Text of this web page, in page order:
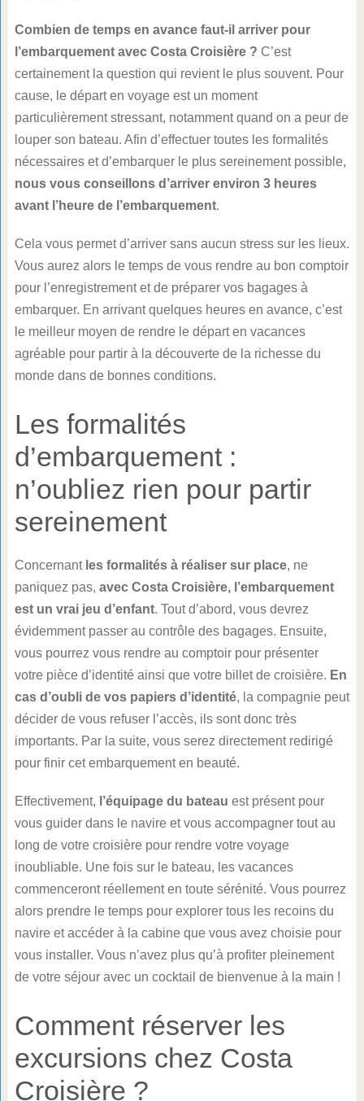
Combien de temps en avance faut-il arriver pour
l’embarquement avec Costa Croisière ? C’est
certainement la question qui revient le plus souvent. Pour
cause, le départ en voyage est un moment
particulièrement stressant, notamment quand on a peur de
louper son bateau. Afin d’effectuer toutes les formalités
nécessaires et d’embarquer le plus sereinement possible,
nous vous conseillons d’arriver environ 3 heures
avant l’heure de l’embarquement.
Cela vous permet d’arriver sans aucun stress sur les lieux.
Vous aurez alors le temps de vous rendre au bon comptoir
pour l’enregistrement et de préparer vos bagages à
embarquer. En arrivant quelques heures en avance, c’est
le meilleur moyen de rendre le départ en vacances
agréable pour partir à la découverte de la richesse du
monde dans de bonnes conditions.
Les formalités
d’embarquement :
n’oubliez rien pour partir
sereinement
Concernant les formalités à réaliser sur place, ne
paniquez pas, avec Costa Croisière, l’embarquement
est un vrai jeu d’enfant. Tout d’abord, vous devrez
évidemment passer au contrôle des bagages. Ensuite,
vous pourrez vous rendre au comptoir pour présenter
votre pièce d’identité ainsi que votre billet de croisière. En
cas d’oubli de vos papiers d’identité, la compagnie peut
décider de vous refuser l’accès, ils sont donc très
importants. Par la suite, vous serez directement redirigé
pour finir cet embarquement en beauté.
Effectivement, l’équipage du bateau est présent pour
vous guider dans le navire et vous accompagner tout au
long de votre croisière pour rendre votre voyage
inoubliable. Une fois sur le bateau, les vacances
commenceront réellement en toute sérénité. Vous pourrez
alors prendre le temps pour explorer tous les recoins du
navire et accéder à la cabine que vous avez choisie pour
vous installer. Vous n’avez plus qu’à profiter pleinement
de votre séjour avec un cocktail de bienvenue à la main !
Comment réserver les
excursions chez Costa
Croisière ?